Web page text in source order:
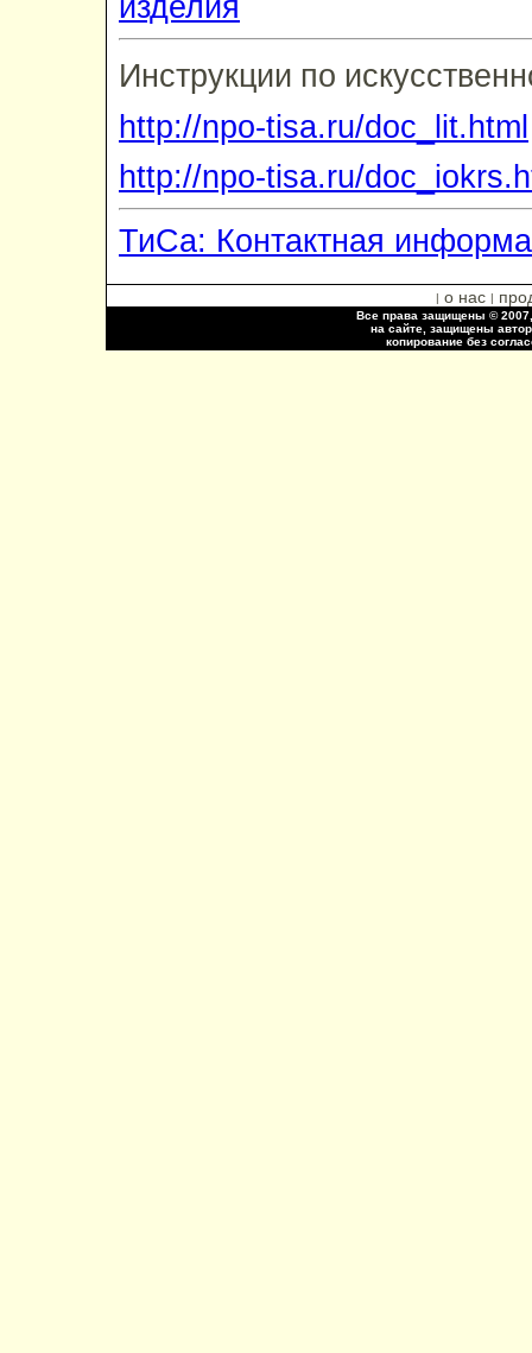
Инструкции по
http://npo-tisa.ru/doc_lit.html
http://npo-tisa.ru/
ТиСа: Контактная
| о нас |
Все права защищены ©
на сайте, защищены
копирование без